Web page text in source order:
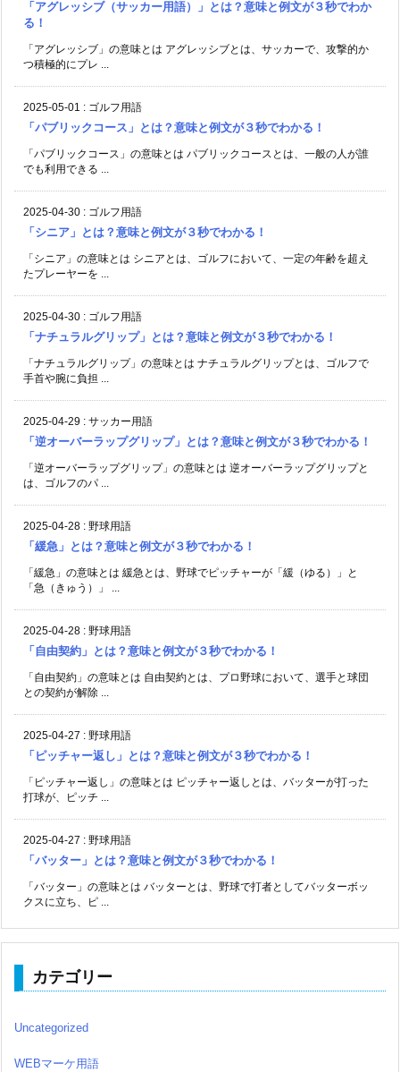
「アグレッシブ（サッカー用語）」とは？意味と例文が３秒でわか
る！
「アグレッシブ」の意味とは アグレッシブとは、サッカーで、攻撃的か
つ積極的にプレ ...
2025-05-01 : ゴルフ用語
「パブリックコース」とは？意味と例文が３秒でわかる！
「パブリックコース」の意味とは パブリックコースとは、一般の人が誰
でも利用できる ...
2025-04-30 : ゴルフ用語
「シニア」とは？意味と例文が３秒でわかる！
「シニア」の意味とは シニアとは、ゴルフにおいて、一定の年齢を超え
たプレーヤーを ...
2025-04-30 : ゴルフ用語
「ナチュラルグリップ」とは？意味と例文が３秒でわかる！
「ナチュラルグリップ」の意味とは ナチュラルグリップとは、ゴルフで
手首や腕に負担 ...
2025-04-29 : サッカー用語
「逆オーバーラップグリップ」とは？意味と例文が３秒でわかる！
「逆オーバーラップグリップ」の意味とは 逆オーバーラップグリップと
は、ゴルフのパ ...
2025-04-28 : 野球用語
「緩急」とは？意味と例文が３秒でわかる！
「緩急」の意味とは 緩急とは、野球でピッチャーが「緩（ゆる）」と
「急（きゅう）」 ...
2025-04-28 : 野球用語
「自由契約」とは？意味と例文が３秒でわかる！
「自由契約」の意味とは 自由契約とは、プロ野球において、選手と球団
との契約が解除 ...
2025-04-27 : 野球用語
「ピッチャー返し」とは？意味と例文が３秒でわかる！
「ピッチャー返し」の意味とは ピッチャー返しとは、バッターが打った
打球が、ピッチ ...
2025-04-27 : 野球用語
「バッター」とは？意味と例文が３秒でわかる！
「バッター」の意味とは バッターとは、野球で打者としてバッターボッ
クスに立ち、ピ ...
カテゴリー
Uncategorized
WEBマーケ用語